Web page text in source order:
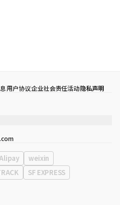
用户协议企业社会责任活动隐私声明
号 3楼 （三成洞， coex)
weixin
SF EXPRESS